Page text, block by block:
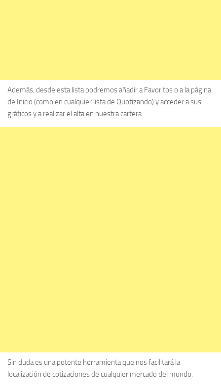
Además, desde esta lista podremos añadir a Favoritos o a la página
de Inicio (como en cualquier lista de Quotizando) y acceder a sus
gráficos y a realizar el alta en nuestra cartera.
Sin duda es una potente herramienta que nos facilitará la
localización de cotizaciones de cualquier mercado del mundo.